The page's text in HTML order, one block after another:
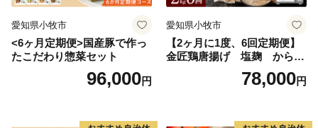
愛知県小牧市
<6ヶ月定期便>国産豚で作っ
たこだわり惣菜セット
96,000円
愛知県小牧市
【2ヶ月に1度、6回定期便】
金匠鶏唐揚げ 塩麹 からあ
78,000円